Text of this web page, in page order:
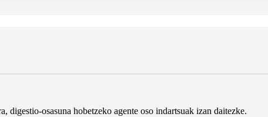
digestio-osasuna hobetzeko agente oso indartsuak izan daitezke.